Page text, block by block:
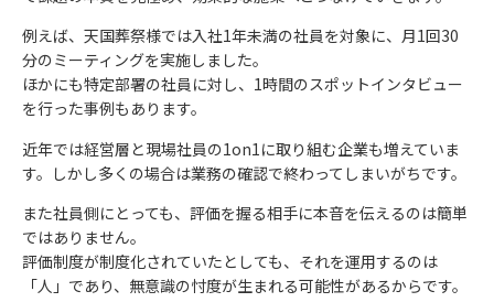
例えば、天国葬祭様では入社1年未満の社員を対象に、月1回30
分のミーティングを実施しました。
ほかにも特定部署の社員に対し、1時間のスポットインタビュー
を行った事例もあります。
近年では経営層と現場社員の1on1に取り組む企業も増えていま
す。しかし多くの場合は業務の確認で終わってしまいがちです。
また社員側にとっても、評価を握る相手に本音を伝えるのは簡単
ではありません。
評価制度が制度化されていたとしても、それを運用するのは
「人」であり、無意識の忖度が生まれる可能性があるからです。